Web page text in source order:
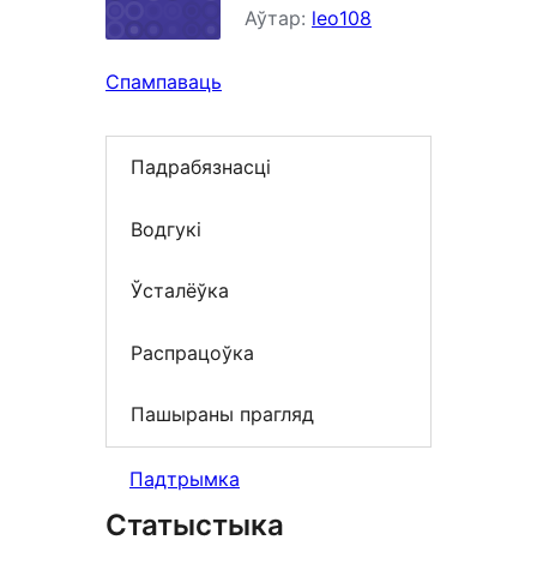
Аўтар: leo108
Спампаваць
Падрабязнасці
Водгукі
Ўсталёўка
Распрацоўка
Пашыраны прагляд
Падтрымка
Статыстыка